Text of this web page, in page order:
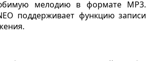
мелодию в формате MP3.
поддерживает функцию записи